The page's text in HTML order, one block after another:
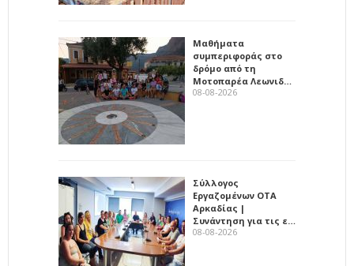
Μαθήματα
συμπεριφοράς στο
δρόμο από τη
Μοτοπαρέα Λεωνιδ…
08-08-2026
Σύλλογος
Εργαζομένων ΟΤΑ
Αρκαδίας |
Συνάντηση για τις ε…
08-08-2026